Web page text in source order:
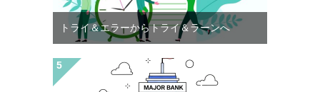
トライ＆エラーからトライ＆ラーンへ